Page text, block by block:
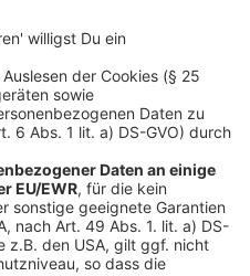
der ganzen Familie ein
Wilderern zu tun. Und die